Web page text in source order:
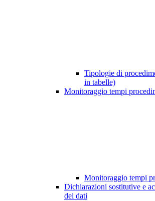
Tipologie di
in tabelle)
Monitoraggio tempi
Monitoraggio tempi
Dichiarazioni sostitutive e
dei dati